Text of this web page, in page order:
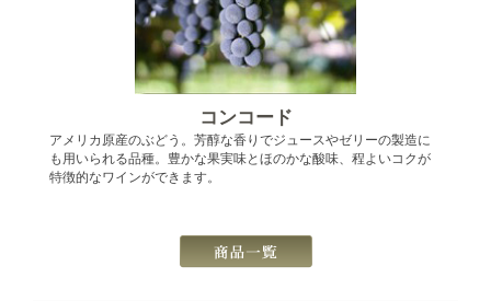
コンコード
アメリカ原産のぶどう。芳醇な香りでジュースやゼリーの製造に
も用いられる品種。豊かな果実味とほのかな酸味、程よいコクが
特徴的なワインができます。